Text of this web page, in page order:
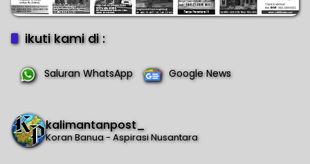
ikuti kami di :
Saluran WhatsApp Google News
kalimantanpost_
Koran Banua - Aspirasi Nusantara